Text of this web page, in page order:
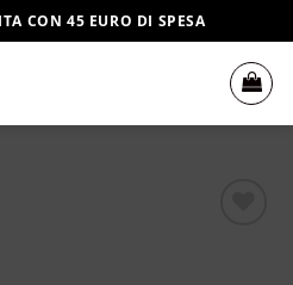
CON 45 EURO DI SPESA